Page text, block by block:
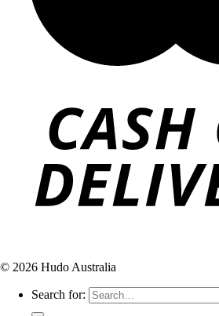
© 2026 Hudo Australia
Search for: